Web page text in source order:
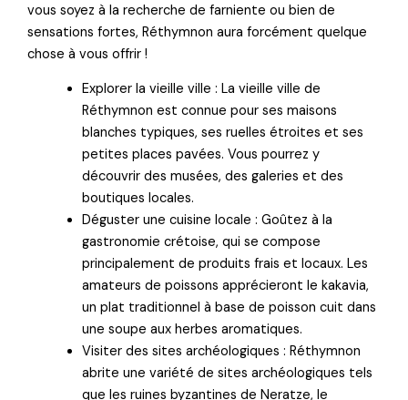
vous soyez à la recherche de farniente ou bien de
sensations fortes, Réthymnon aura forcément quelque
chose à vous offrir !
Explorer la vieille ville : La vieille ville de
Réthymnon est connue pour ses maisons
blanches typiques, ses ruelles étroites et ses
petites places pavées. Vous pourrez y
découvrir des musées, des galeries et des
boutiques locales.
Déguster une cuisine locale : Goûtez à la
gastronomie crétoise, qui se compose
principalement de produits frais et locaux. Les
amateurs de poissons apprécieront le kakavia,
un plat traditionnel à base de poisson cuit dans
une soupe aux herbes aromatiques.
Visiter des sites archéologiques : Réthymnon
abrite une variété de sites archéologiques tels
que les ruines byzantines de Neratze, le